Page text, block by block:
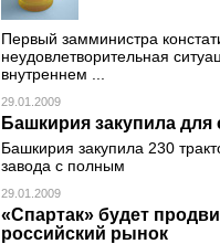
Первый замминистра
неудовлетворительная
внутреннем ...
29.01.2009
Башкирия закупила для
Башкирия закупила 230
завода с полным
29.01.2009
«Спартак» будет
российский рынок